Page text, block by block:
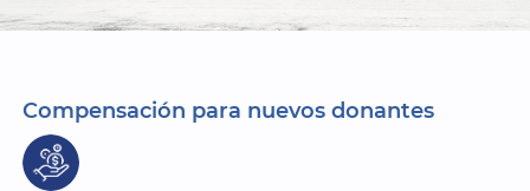
Compensación para nuevos donantes